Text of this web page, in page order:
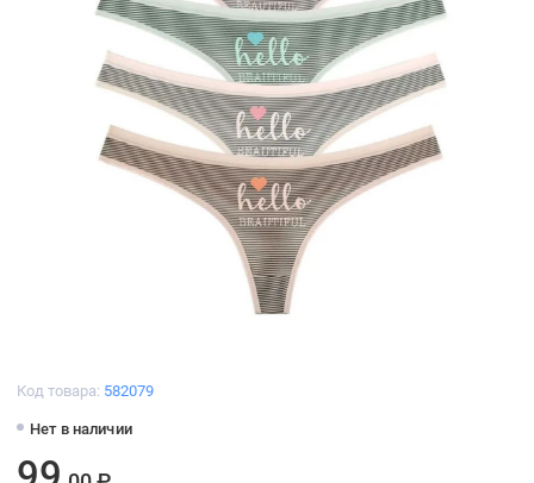
Код товара: 582079
Нет в наличии